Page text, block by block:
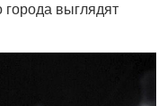
выглядят